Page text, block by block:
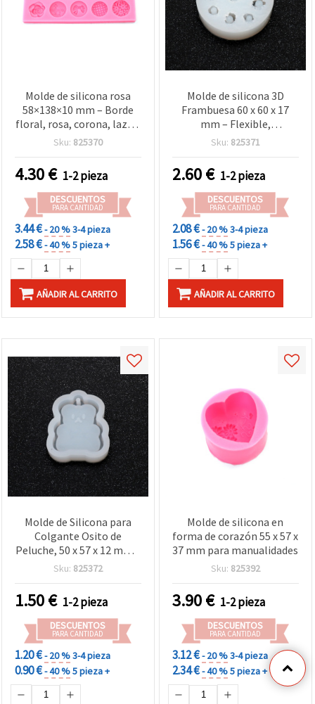
Molde de silicona rosa
58×138×10 mm – Borde
floral, rosa, corona, lazo y
medallón – Flexible,
multicavidad para
fondant, resina, arcilla
polimérica, jabón y
decoración de tartas
(manualidades y
repostería creativa)
Sku: 825370
4.30€ 1-2 pieza
DESCUENTOS
PARA CANTIDAD
3.44 €- 20 %3-4 pieza
2.58 €- 40 %5 pieza +
AÑADIR AL CARRITO
Molde de silicona 3D
Frambuesa 60 x 60 x 17
mm – Flexible,
reutilizable y de alto
manualidades con resina
epoxi, jabón, cera y arcilla
Sku: 825371
2.60€ 1-2 pieza
DESCUENTOS
PARA CANTIDAD
2.08 €- 20 %3-4 pieza
1.56 €- 40 %5 pieza +
AÑADIR AL CARRITO
Molde de Silicona para
Colgante Osito de
Peluche, 50 x 57 x 12 mm –
Gris Claro, Flexible y
Resina Epoxi/UV –
Bisutería, Charms y
Llaveros DIY
Sku: 825372
1.50€ 1-2 pieza
DESCUENTOS
PARA CANTIDAD
1.20 €- 20 %3-4 pieza
0.90 €- 40 %5 pieza +
Molde de silicona en
forma de corazón 55 x 57 x
37 mm para manualidades
Sku: 825392
3.90€ 1-2 pieza
DESCUENTOS
PARA CANTIDAD
3.12 €- 20 %3-4 pieza
2.34 €- 40 %5 pieza +